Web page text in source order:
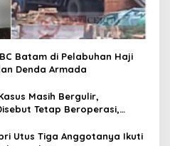
Batam di Pelabuhan Haji
Denda Armada
Masih Bergulir,
Tetap Beroperasi,
Utus Tiga Anggotanya Ikuti